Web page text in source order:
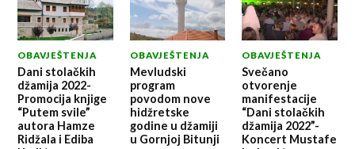
OBAVJEŠTENJA
Dani stolačkih
džamija 2022-
Promocija knjige
“Putem svile”
autora Hamze
Ridžala i Ediba
OBAVJEŠTENJA
Mevludski
program
povodom nove
hidžretske
godine u džamiji
u Gornjoj Bitunji
OBAVJEŠTENJA
Svečano
otvorenje
manifestacije
“Dani stolačkih
džamija 2022”-
Koncert Mustafe